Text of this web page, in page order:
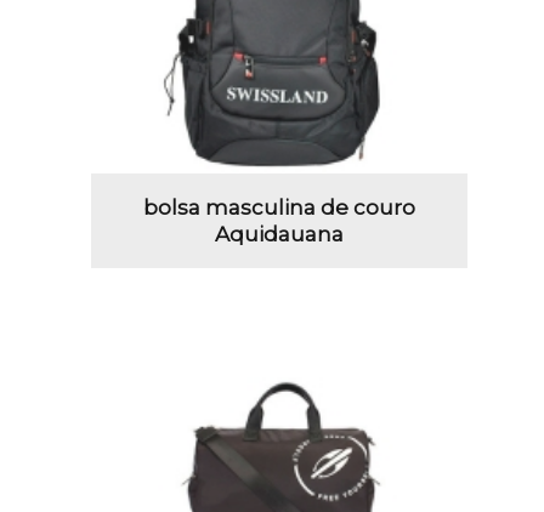
bolsa masculina de couro
Aquidauana